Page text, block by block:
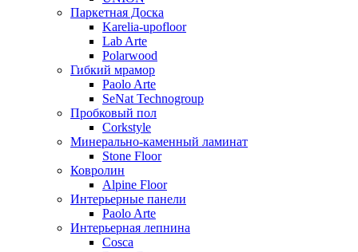
Паркетная Доска
Karelia-upofloor
Lab Arte
Polarwood
Гибкий мрамор
Paolo Arte
SeNat Technogroup
Пробковый пол
Corkstyle
Минерально-каменный ламинат
Stone Floor
Ковролин
Alpine Floor
Интерьерные панели
Paolo Arte
Интерьерная лепнина
Cosca